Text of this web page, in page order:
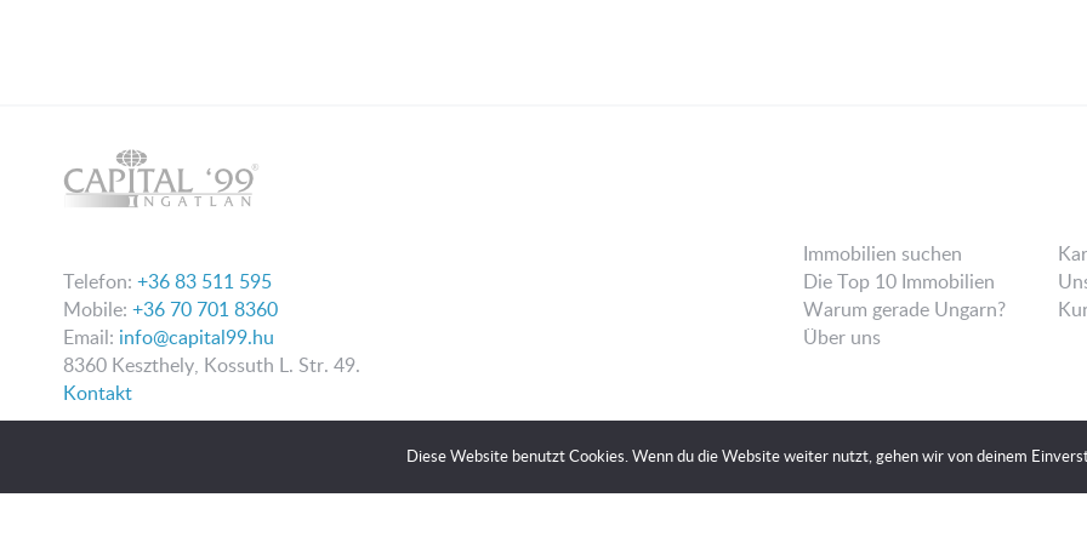
Telefon: +36 83 511 595
Mobile: +36 70 701 8360
Email: info@capital99.hu
8360 Keszthely, Kossuth L. Str. 49.
Kontakt
Immobilien suchen
Die Top 10 Immobilien
Warum gerade Ungarn?
Über uns
Diese Website benutzt Cookies. Wenn du die Website weiter nutzt, gehen wir von deinem
Wir haben unsere Datenschutzerklärung aktualisiert. Unsere Seite verwendet